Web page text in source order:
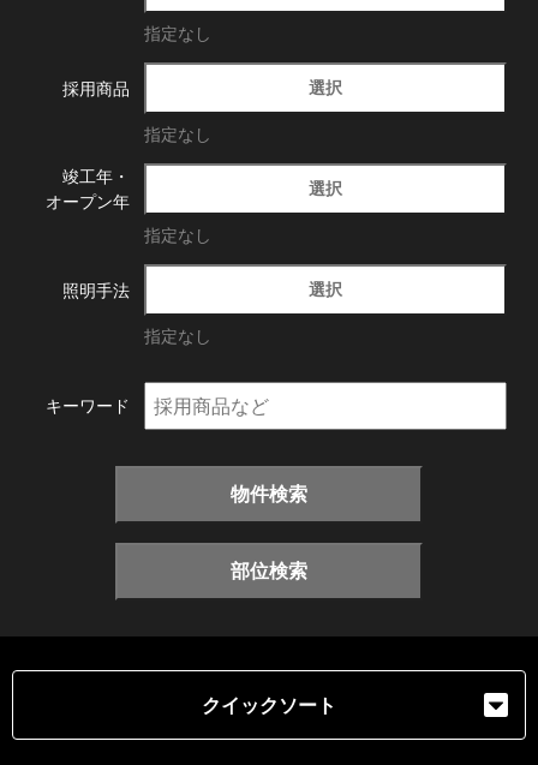
指定なし
採用商品 選択
指定なし
竣工年・
オープン年
選択
指定なし
照明手法 選択
指定なし
キーワード
物件検索
部位検索
クイックソート